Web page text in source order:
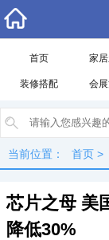
首页 家
装修搭配 会
当前位置： 首页 >
芯片之母 美
降低30%